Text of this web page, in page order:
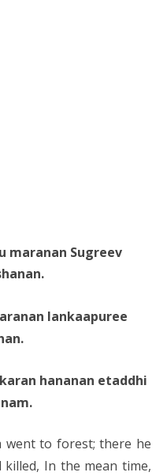
maranan Sugreev
lankaapuree
hananan etaddhi
went to forest; there he
killed, In the mean time,